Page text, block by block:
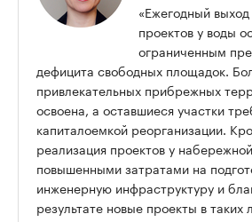
«Ежегодный
проектов у воды
ограниченным
дефицита свободных площадок.
привлекательных прибрежных
освоена, а оставшиеся участки
капиталоемкой реорганизации.
реализация проектов у
повышенными затратами на
инженерную инфраструктуру и
результате новые проекты в таких